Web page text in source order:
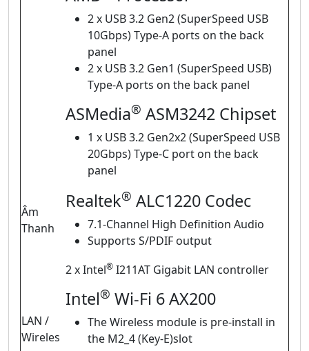
2 x USB 3.2 Gen2 (SuperSpeed USB
10Gbps) Type-A ports on the back
panel
2 x USB 3.2 Gen1 (SuperSpeed USB)
Type-A ports on the back panel
ASMedia® ASM3242 Chipset
1 x USB 3.2 Gen2x2 (SuperSpeed USB
20Gbps) Type-C port on the back
panel
Âm
Thanh
Realtek® ALC1220 Codec
7.1-Channel High Definition Audio
Supports S/PDIF output
LAN /
Wireles
2 x Intel® I211AT Gigabit LAN controller
Intel® Wi-Fi 6 AX200
The Wireless module is pre-install in
the M2_4 (Key-E)slot